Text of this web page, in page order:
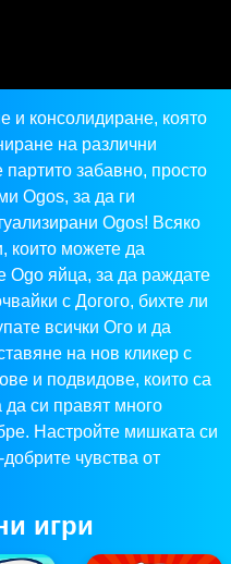
и консолидиране, която
на различни
забавно, просто
Ogos, за да ги
Ogos! Всяко
които можете да
Ogo яйца, за да раждате
с Догого, бихте ли
всички Ого и да
на нов кликер с
и подвидове, които са
си правят много
Настройте мишката си
чувства от
игри